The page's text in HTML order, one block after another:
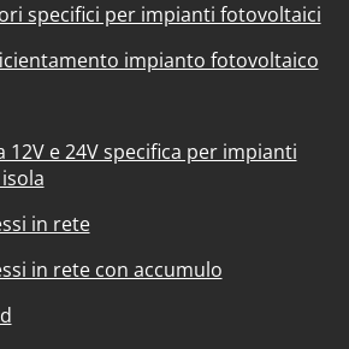
specifici per impianti fotovoltaici
impianto fotovoltaico
12V e 24V specifica per impianti
in rete
in rete con accumulo